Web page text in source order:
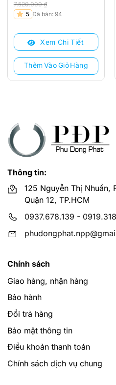
7.520.000₫
Giá
là:
7.520.000 ₫.
Giá
tại
6.554.000 ₫.
5 Đã bán: 94
Xem Chi Tiết
Thêm Vào Giỏ Hàng
Thông tin:
125 Nguyễn Thị Nhuần,
Quận 12, TP.HCM
0937.678.139 -
Chính sách
Giao hàng, nhận hàng
Bảo hành
Đổi trả hàng
Bảo mật thông tin
Điều khoản thanh toán
Chính sách dịch vụ chung